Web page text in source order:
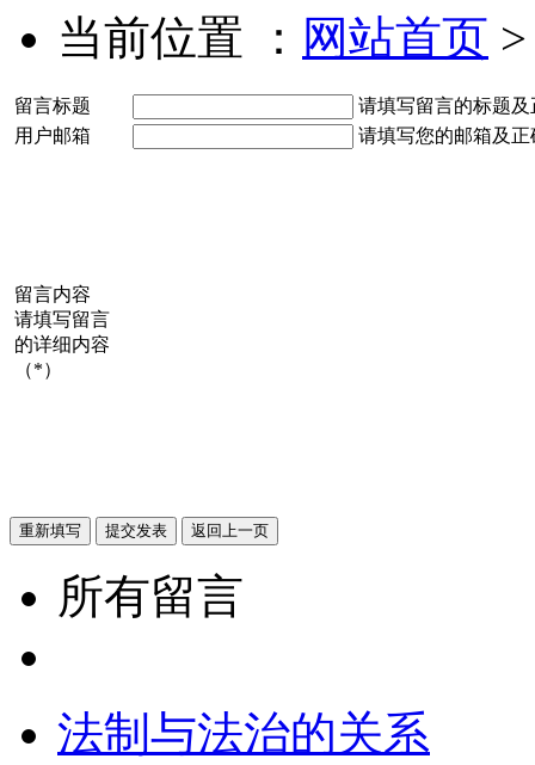
当前位置 ： 网站首页
留言标题
请填写留言的标题
用户邮箱
请填写您的邮箱及
留言内容
请填写留言
的详细内容
（*）
所有留言
法制与法治的关系